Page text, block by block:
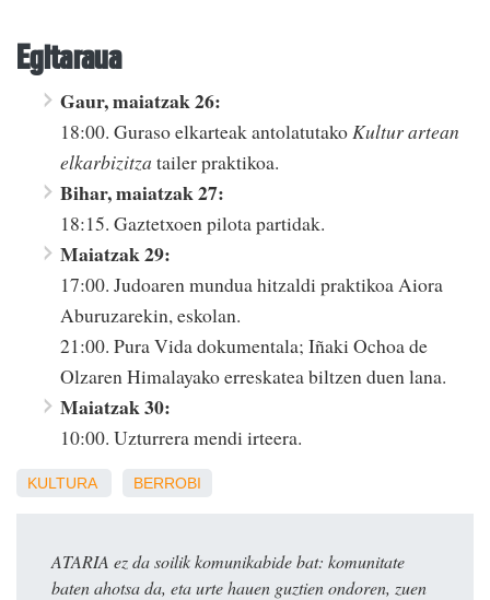
Egitaraua
Gaur, maiatzak 26:
18:00. Guraso elkarteak antolatutako Kultur artean
elkarbizitza tailer praktikoa.
Bihar, maiatzak 27:
18:15. Gaztetxoen pilota partidak.
Maiatzak 29:
17:00. Judoaren mundua hitzaldi praktikoa Aiora
Aburuzarekin, eskolan.
21:00. Pura Vida dokumentala; Iñaki Ochoa de
Olzaren Himalayako erreskatea biltzen duen lana.
Maiatzak 30:
10:00. Uzturrera mendi irteera.
KULTURA BERROBI
ATARIA ez da soilik komunikabide bat: komunitate
baten ahotsa da, eta urte hauen guztien ondoren, zuen